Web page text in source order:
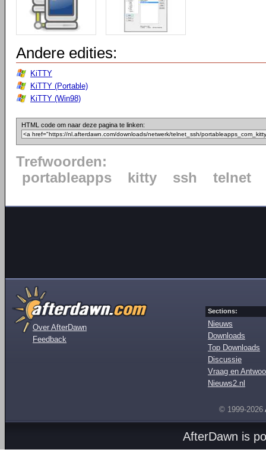
Andere edities:
KiTTY
KiTTY (Portable)
KiTTY (Win98)
HTML code om naar deze pagina te linken:
Trefwoorden:
portableapps
kitty ssh telnet
Over AfterDawn
Feedback
Sections:
Nieuws
Downloads
Top Downloads
Discussie
Vraag en
Nieuws2.nl
© 1999-2026
AfterDawn is